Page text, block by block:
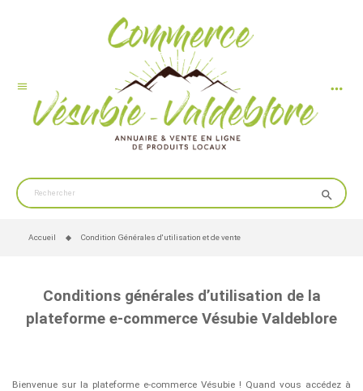
menu more_horiz
search
Accueil Condition Générales d'utilisation et de vente
Conditions générales d’utilisation de la
plateforme e-commerce Vésubie Valdeblore
Bienvenue sur la plateforme e-commerce Vésubie ! Quand vous accédez à